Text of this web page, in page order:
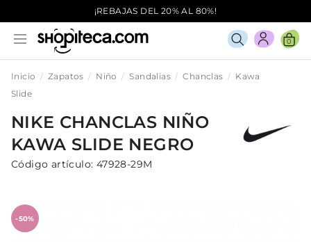
¡REBAJAS DEL 20% AL 80%!
0
Inicio Zapatos Niño Sandalias Chanclas
Kawa
Slide
NIKE CHANCLAS NIÑO
KAWA SLIDE NEGRO
Código artículo: 47928-29M
-50%